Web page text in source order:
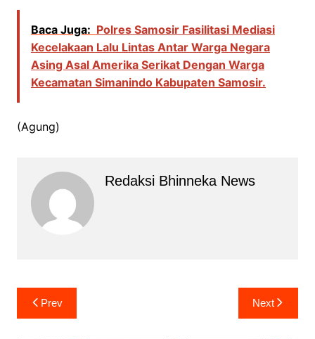
Baca Juga: Polres Samosir Fasilitasi Mediasi
Kecelakaan Lalu Lintas Antar Warga Negara
Asing Asal Amerika Serikat Dengan Warga
Kecamatan Simanindo Kabupaten Samosir.
(Agung)
Redaksi Bhinneka News
Navigasi
pos
Prev Next